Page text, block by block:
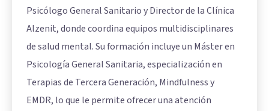
Psicólogo General Sanitario y Director de la Clínica
Alzenit, donde coordina equipos multidisciplinares
de salud mental. Su formación incluye un Máster en
Psicología General Sanitaria, especialización en
Terapias de Tercera Generación, Mindfulness y
EMDR, lo que le permite ofrecer una atención